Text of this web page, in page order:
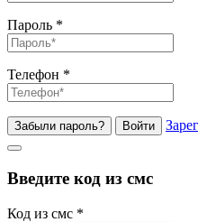
Пароль *
Телефон *
Забыли пароль? Войти
Введите код из смс
Код из смс *